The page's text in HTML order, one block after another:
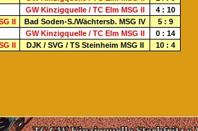
GW Kinzigquelle / TC Elm MSG II 4: 10
II Bad Soden-S./Wächtersb. MSG IV
5 : 9
GW Kinzigquelle / TC Elm MSG II 0 : 14
II DJK / SVG / TS Steinheim MSG II 10 : 4